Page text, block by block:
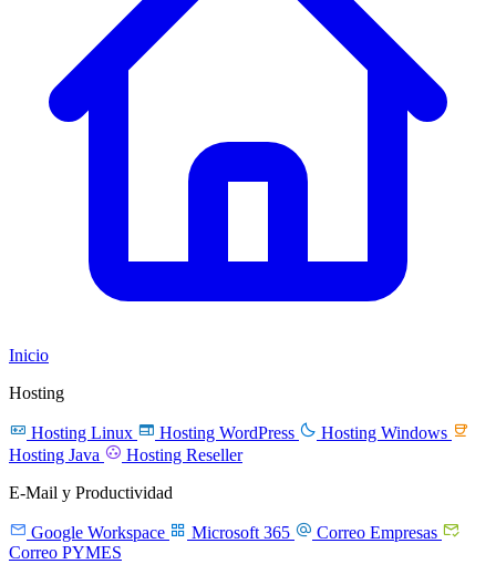
Inicio
Hosting
 Hosting Linux  Hosting WordPress  Hosting Windows 
Hosting Java  Hosting Reseller
E-Mail y Productividad
 Google Workspace  Microsoft 365  Correo Empresas 
Correo PYMES